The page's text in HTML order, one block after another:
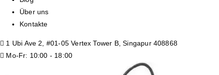
Über uns
Kontakte
1 Ubi Ave 2, #01-05 Vertex Tower B, Singapur 408868
Mo-Fr: 10:00 - 18:00